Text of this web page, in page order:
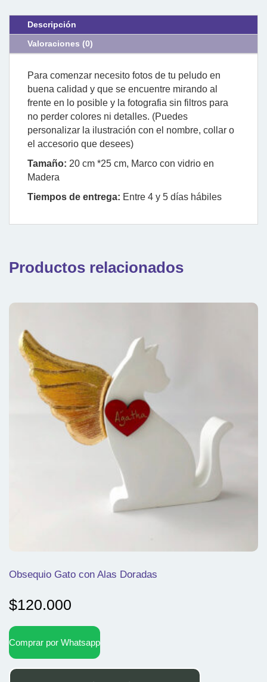
Descripción
Valoraciones (0)
Para comenzar necesito fotos de tu peludo en
buena calidad y que se encuentre mirando al
frente en lo posible y la fotografia sin filtros para
no perder colores ni detalles. (Puedes
personalizar la ilustración con el nombre, collar o
el accesorio que desees)
Tamaño: 20 cm *25 cm, Marco con vidrio en
Madera
Tiempos de entrega: Entre 4 y 5 días hábiles
Productos relacionados
Obsequio Gato con Alas Doradas
$120.000
Comprar por Whatsapp